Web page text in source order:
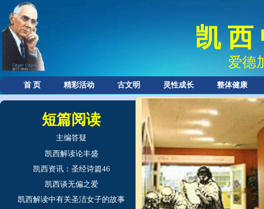
首 页 精彩活动 古文明 灵性成长 整体健康
凯 西
爱德
短篇阅读
主编答疑
凯西解读论丰盛
凯西资讯：圣经诗篇46
凯西谈无偏之爱
凯西解读中有关圣洁女子的故事